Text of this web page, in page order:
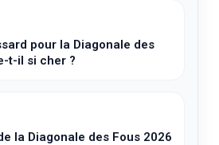
pour la Diagonale des
t-il si cher ?
la Diagonale des Fous 2026